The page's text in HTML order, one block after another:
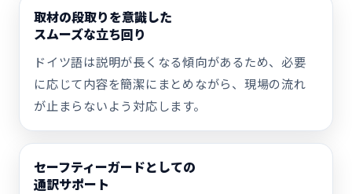
取材の段取りを意識した
スムーズな立ち回り
ドイツ語は説明が長くなる傾向があるため、必要
に応じて内容を簡潔にまとめながら、現場の流れ
が止まらないよう対応します。
セーフティーガードとしての
通訳サポート